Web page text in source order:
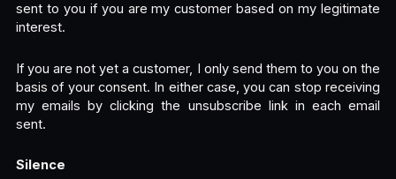
sent to you if you are my customer based on my legitimate
interest.
If you are not yet a customer, I only send them to you on the
basis of your consent. In either case, you can stop receiving
my emails by clicking the unsubscribe link in each email
sent.
Silence